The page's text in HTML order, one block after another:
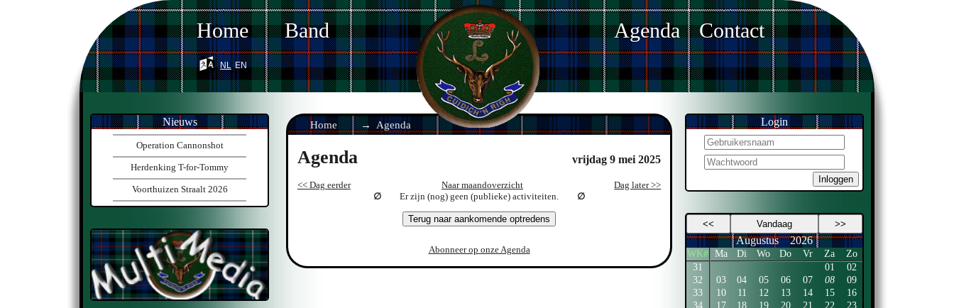
Home Band Agenda Contact
nl en
Home Agenda
Agenda vrijdag 9 mei 2025
<< Dag eerder Naar maandoverzicht
Dag later >>
Er zijn (nog) geen (publieke) activiteiten.
Terug naar aankomende optredens
Abonneer op onze Agenda
Nieuws
Operation Cannonshot
Herdenking T-for-Tommy
Voorthuizen Straalt 2026
Login
Inloggen
<< Vandaag >>
Augustus 2026
WK# Ma Di Wo Do Vr Za
Zo
31
01
02
32
03 04 05 06 07 08
09
33
10 11 12 13 14 15
16
34
17 18 19 20 21 22
23